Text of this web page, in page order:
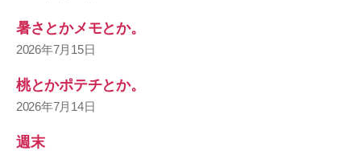
暑さとかメモとか。
2026年7月15日
桃とかポテチとか。
2026年7月14日
週末